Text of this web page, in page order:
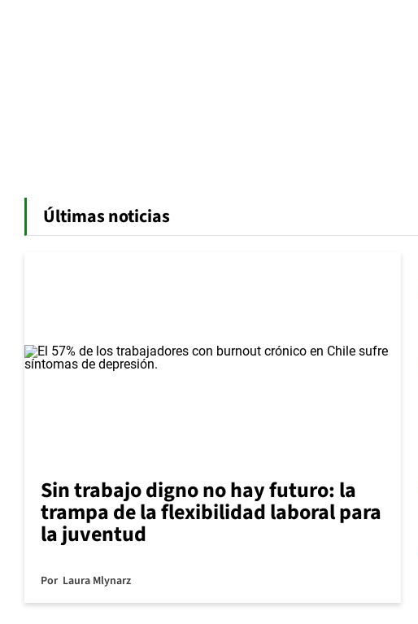
Últimas noticias
Sin trabajo digno no hay futuro: la
trampa de la flexibilidad laboral para
la juventud
Por Laura Mlynarz